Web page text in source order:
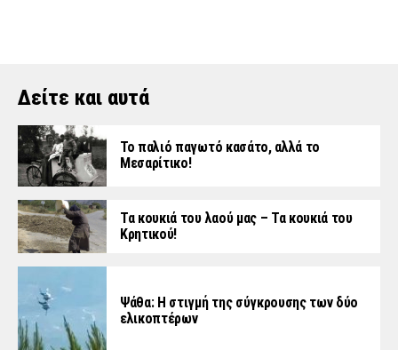
Δείτε και αυτά
Το παλιό παγωτό κασάτο, αλλά το
Μεσαρίτικο!
Τα κουκιά του λαού μας – Τα κουκιά του
Κρητικού!
Ψάθα: Η στιγμή της σύγκρουσης των δύο
ελικοπτέρων